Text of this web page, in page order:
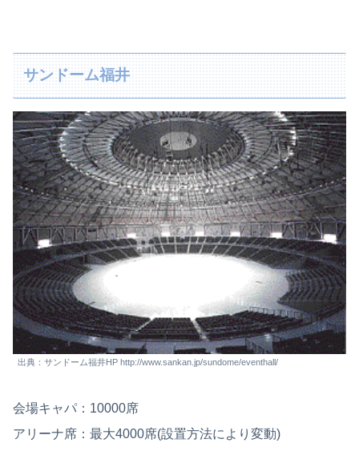
サンドーム福井
出典：サンドーム福井HP http://www.sankan.jp/sundome/eventhall/
会場キャパ：10000席
アリーナ席：最大4000席(設置方法により変動)